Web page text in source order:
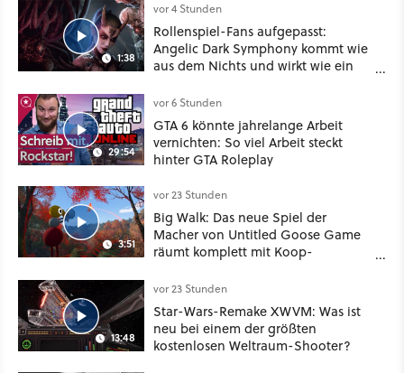
1:38
vor 4 Stunden
Rollenspiel-Fans aufgepasst:
Angelic Dark Symphony kommt wie
aus dem Nichts und wirkt wie ein
Mass Effect
29:54
vor 6 Stunden
GTA 6 könnte jahrelange Arbeit
vernichten: So viel Arbeit steckt
hinter GTA Roleplay
3:51
vor 23 Stunden
Big Walk: Das neue Spiel der
Macher von Untitled Goose Game
räumt komplett mit Koop-
13:48
vor 23 Stunden
Star-Wars-Remake XWVM: Was ist
neu bei einem der größten
kostenlosen Weltraum-Shooter?